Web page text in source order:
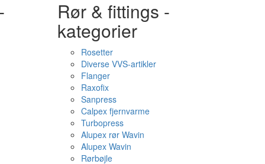
Rør & fittings -
kategorier
Rosetter
Diverse VVS-artikler
Flanger
Raxofix
Sanpress
Calpex fjernvarme
Turbopress
Alupex rør Wavin
Alupex Wavin
Rørbøjle